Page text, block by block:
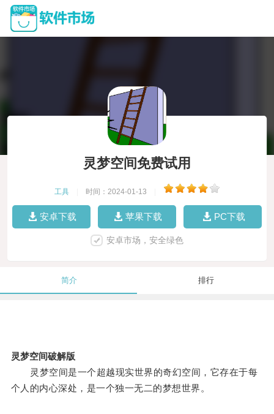
灵梦空间免费试用
工具 时间：2024-01-13
安卓下载 苹果下载 PC下载
安卓市场，安全绿色
简介 排行
灵梦空间破解版
灵梦空间是一个超越现实世界的奇幻空间，它存在于每
个人的内心深处，是一个独一无二的梦想世界。